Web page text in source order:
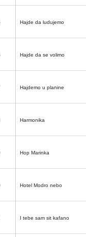
Hajde da ludujemo
Hajde da se volimo
Hajdemo u planine
Harmonika
Hop Marinka
Hotel Modro nebo
I tebe sam sit kafano